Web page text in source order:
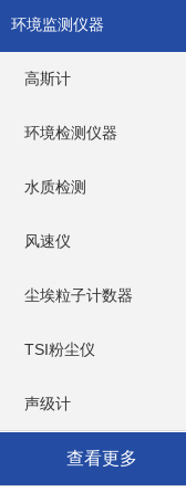
环境监测仪器
高斯计
环境检测仪器
水质检测
风速仪
尘埃粒子计数器
TSI粉尘仪
声级计
查看更多